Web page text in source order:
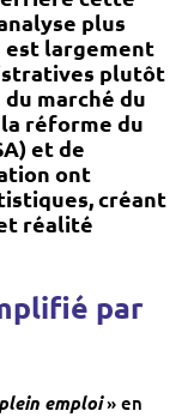
plus
est largement
plutôt
marché du
réforme du
et de
ont
créant
réalité
par
plein emploi» en